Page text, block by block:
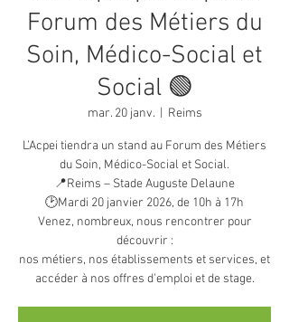
Forum des Métiers du
Soin, Médico-Social et
Social 🟢
mar. 20 janv.
  |
Reims
L’Acpei tiendra un stand au Forum des Métiers
du Soin, Médico-Social et Social.
📍Reims – Stade Auguste Delaune
🕑Mardi 20 janvier 2026, de 10h à 17h
Venez, nombreux, nous rencontrer pour
découvrir :
nos métiers, nos établissements et services, et
accéder à nos offres d'emploi et de stage.